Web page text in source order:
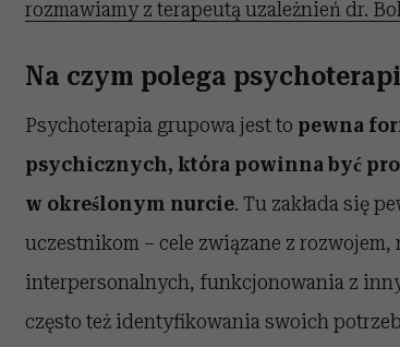
rozmawiamy z terapeutą uzależnień dr.
Na czym polega
Psychoterapia grupowa jest to pewna
psychicznych, która powinna być
w określonym nurcie. Tu zakłada się
uczestnikom – cele związane z
interpersonalnych, funkcjonowania z
często też identyfikowania swoich